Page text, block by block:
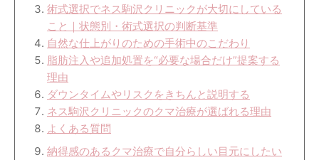
術式選択でネス駒沢クリニックが大切にしている
こと｜状態別・術式選択の判断基準
自然な仕上がりのための手術中のこだわり
脂肪注入や追加処置を“必要な場合だけ”提案する
理由
ダウンタイムやリスクをきちんと説明する
ネス駒沢クリニックのクマ治療が選ばれる理由
よくある質問
納得感のあるクマ治療で自分らしい目元にしたい